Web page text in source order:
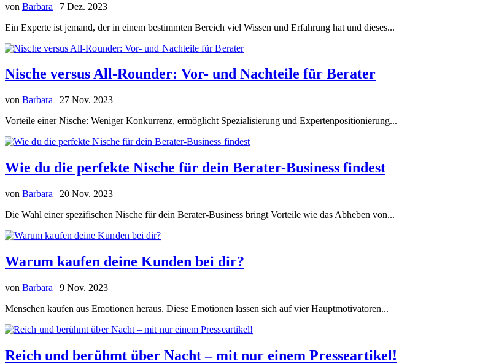
von Barbara | 7 Dez. 2023
Ein Experte ist jemand, der in einem bestimmten Bereich viel Wissen und Erfahrung hat und dieses...
Nische versus All-Rounder: Vor- und Nachteile für Berater
von Barbara | 27 Nov. 2023
Vorteile einer Nische: Weniger Konkurrenz, ermöglicht Spezialisierung und Expertenpositionierung...
Wie du die perfekte Nische für dein Berater-Business findest
von Barbara | 20 Nov. 2023
Die Wahl einer spezifischen Nische für dein Berater-Business bringt Vorteile wie das Abheben von...
Warum kaufen deine Kunden bei dir?
von Barbara | 9 Nov. 2023
Menschen kaufen aus Emotionen heraus. Diese Emotionen lassen sich auf vier Hauptmotivatoren...
Reich und berühmt über Nacht – mit nur einem Presseartikel!